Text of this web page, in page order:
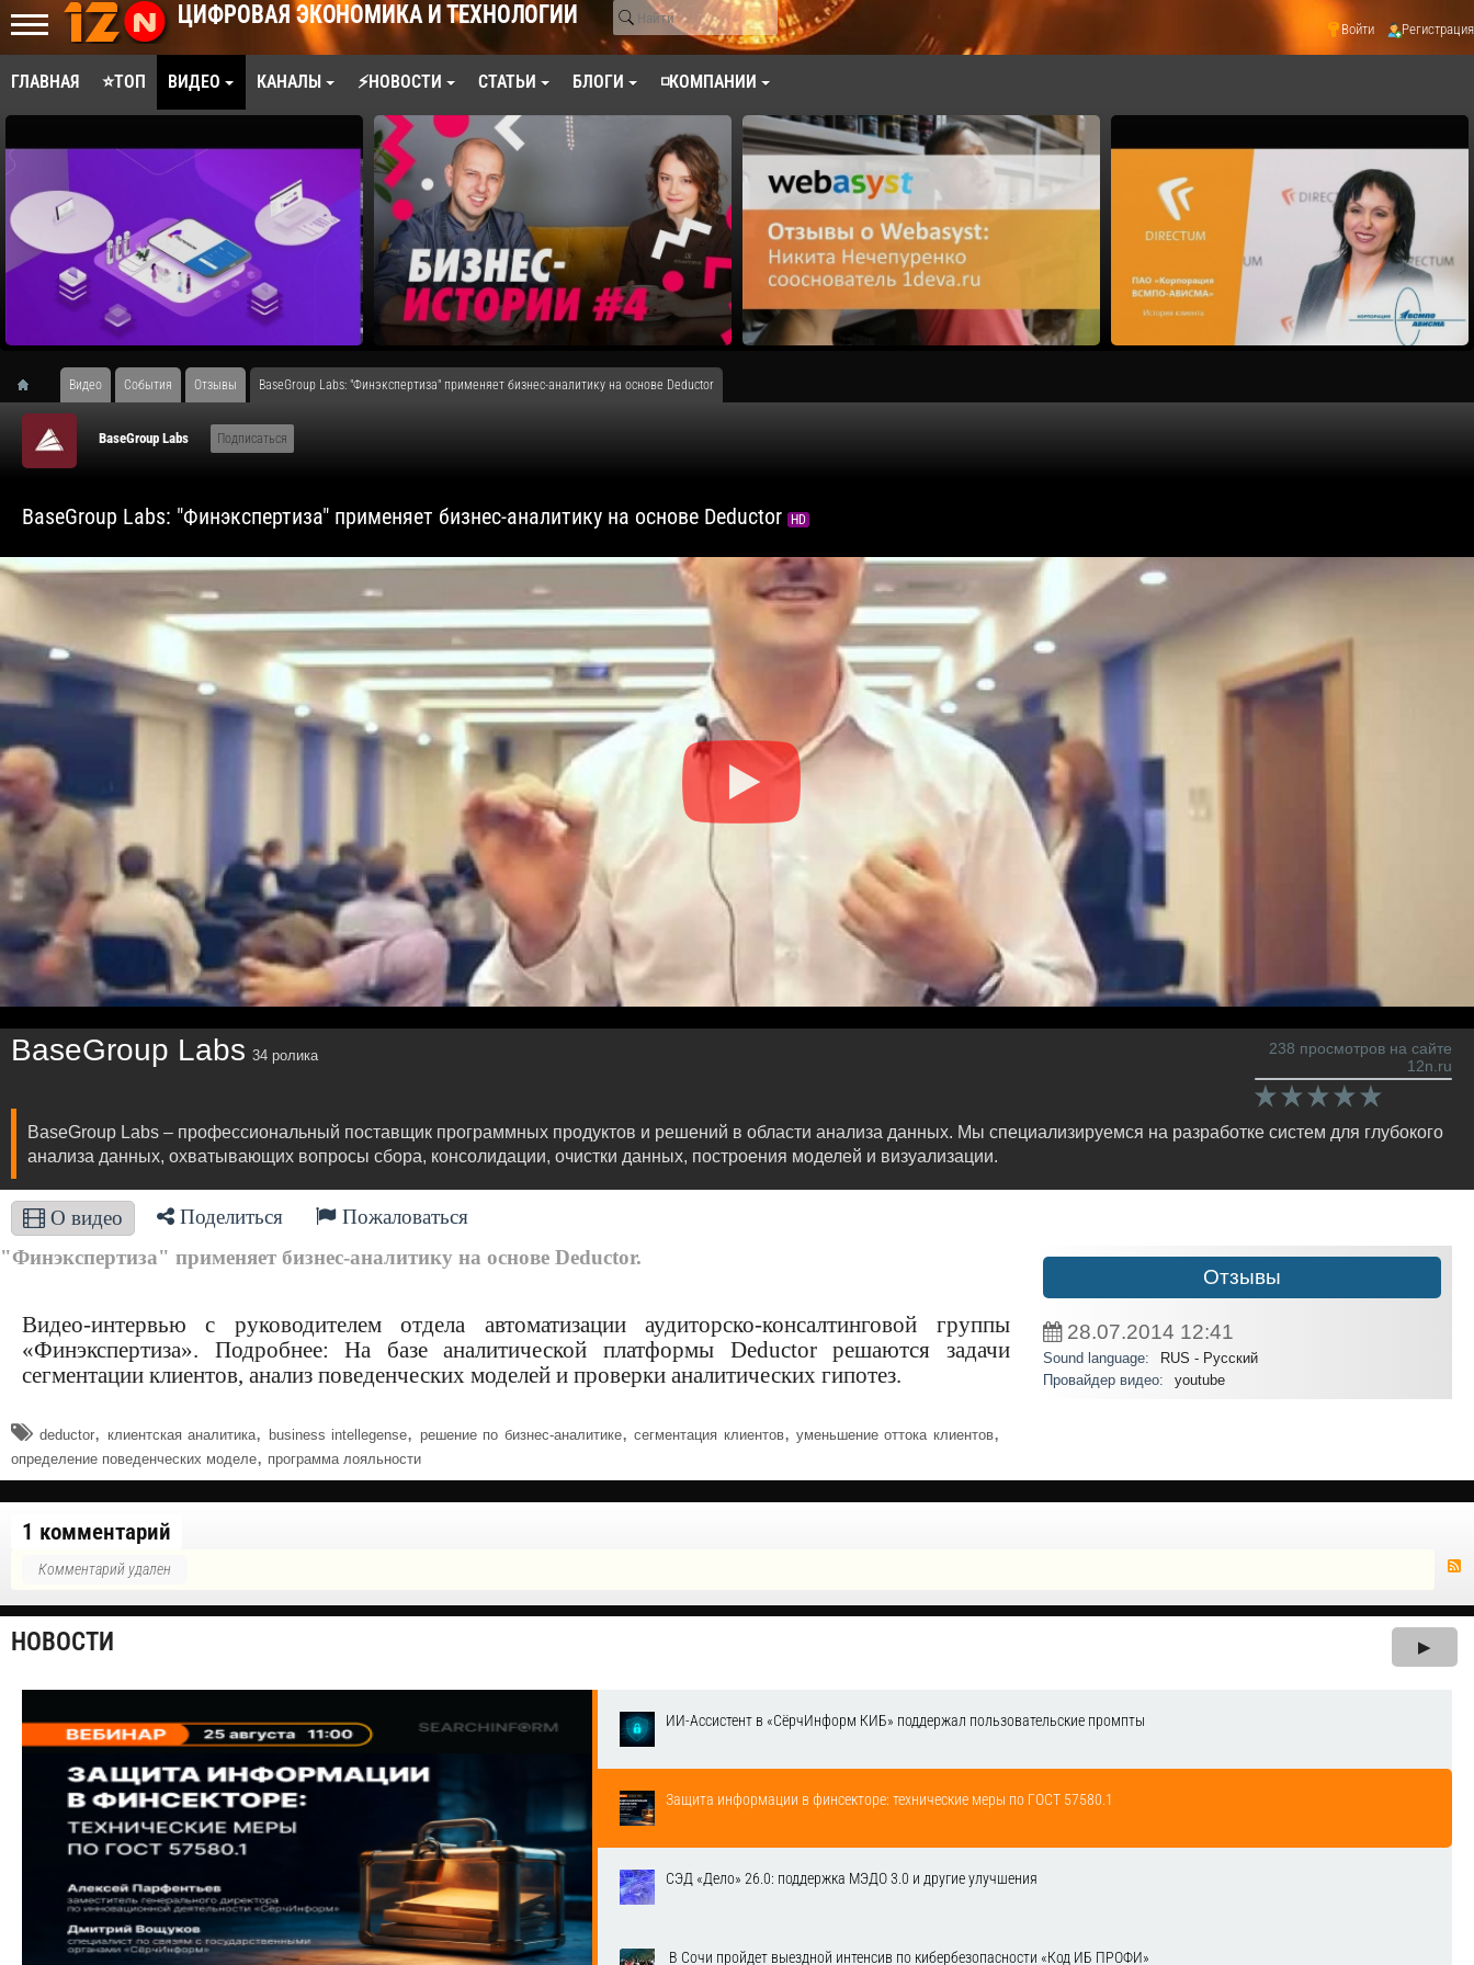
ЦИФРОВАЯ ЭКОНОМИКА И ТЕХНОЛОГИИ Войти Регистрация
ГЛАВНАЯ ⭐ТОП ВИДЕО КАНАЛЫ ⚡НОВОСТИ СТАТЬИ БЛОГИ ◽КОМПАНИИ
Видео События Отзывы BaseGroup Labs: "Финэкспертиза" применяет бизнес-аналитику на основе Deductor
BaseGroup Labs Подписаться
BaseGroup Labs: "Финэкспертиза" применяет бизнес-аналитику на основе Deductor HD
BaseGroup Labs 34 ролика
238 просмотров на сайте
12n.ru
BaseGroup Labs – профессиональный поставщик программных продуктов и решений в области анализа данных. Мы специализируемся на разработке систем для глубокого
анализа данных, охватывающих вопросы сбора, консолидации, очистки данных, построения моделей и визуализации.
О видео Поделиться
Пожаловаться
"Финэкспертиза" применяет бизнес-аналитику на основе Deductor.
Видео-интервью с руководителем отдела автоматизации аудиторско-консалтинговой группы
«Финэкспертиза». Подробнее: На базе аналитической платформы Deductor решаются задачи
сегментации клиентов, анализ поведенческих моделей и проверки аналитических гипотез.
deductor, клиентская аналитика, business intellegense, решение по бизнес-аналитике,сегментация клиентов, уменьшение оттока клиентов,
определение поведенческих моделе, программа лояльности
Отзывы
28.07.2014 12:41
Sound language:
RUS - Русский
Провайдер видео:
youtube
1 комментарий
Комментарий удален
НОВОСТИ ▶
ИИ-Ассистент в «СёрчИнформ КИБ» поддержал пользовательские промпты
Защита информации в финсекторе: технические меры по ГОСТ 57580.1
СЭД «Дело» 26.0: поддержка МЭДО 3.0 и другие улучшения
​ В Сочи пройдет выездной интенсив по кибербезопасности «Код ИБ ПРОФИ»